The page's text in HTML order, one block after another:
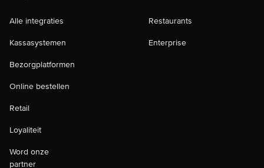
Alle integraties
Kassasystemen
Bezorgplatformen
Online bestellen
Retail
Loyaliteit
Word onze
partner
Restaurants
Enterprise